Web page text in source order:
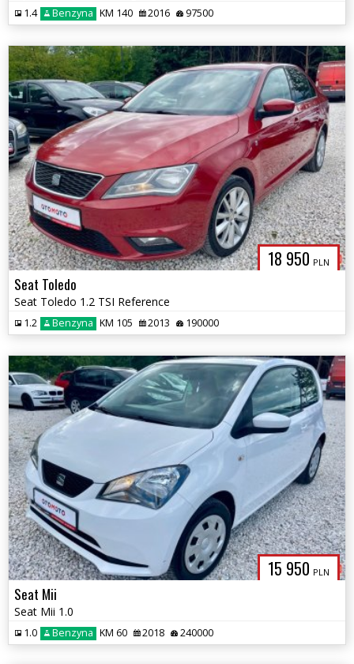
1.4 Benzyna KM 140 2016 97500
18 950 PLN
Seat Toledo
Seat Toledo 1.2 TSI Reference
1.2 Benzyna KM 105 2013 190000
15 950 PLN
Seat Mii
Seat Mii 1.0
1.0 Benzyna KM 60 2018 240000